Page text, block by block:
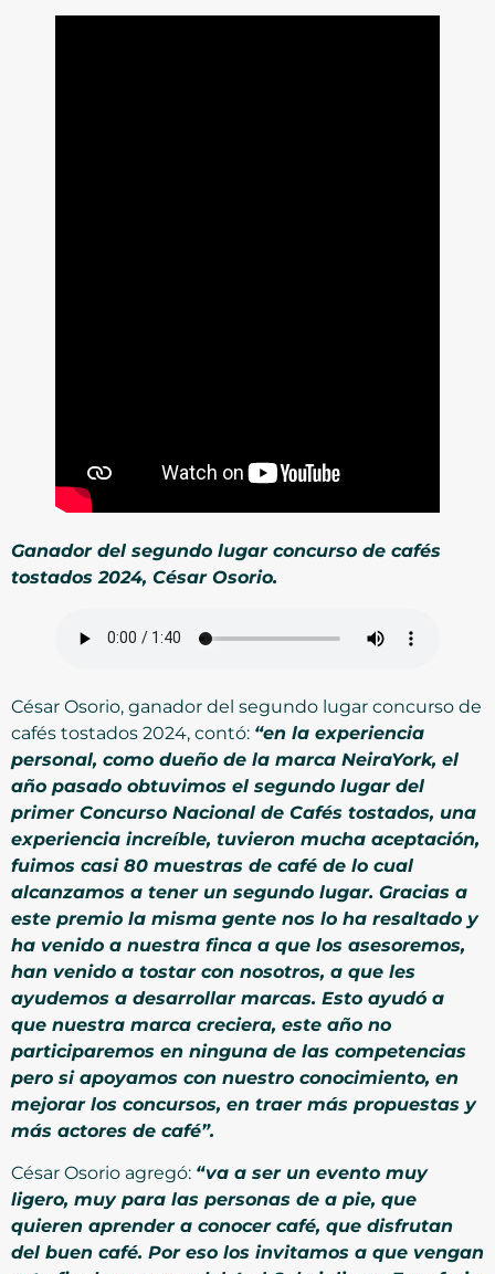
Ganador del segundo lugar concurso de cafés
tostados 2024, César Osorio.
César Osorio, ganador del segundo lugar concurso de
cafés tostados 2024, contó: “en la experiencia
personal, como dueño de la marca NeiraYork, el
año pasado obtuvimos el segundo lugar del
primer Concurso Nacional de Cafés tostados, una
experiencia increíble, tuvieron mucha aceptación,
fuimos casi 80 muestras de café de lo cual
alcanzamos a tener un segundo lugar. Gracias a
este premio la misma gente nos lo ha resaltado y
ha venido a nuestra finca a que los asesoremos,
han venido a tostar con nosotros, a que les
ayudemos a desarrollar marcas. Esto ayudó a
que nuestra marca creciera, este año no
participaremos en ninguna de las competencias
pero si apoyamos con nuestro conocimiento, en
mejorar los concursos, en traer más propuestas y
más actores de café”.
César Osorio agregó: “va a ser un evento muy
ligero, muy para las personas de a pie, que
quieren aprender a conocer café, que disfrutan
del buen café. Por eso los invitamos a que vengan